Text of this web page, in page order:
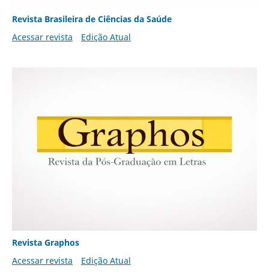
Revista Brasileira de Ciências da Saúde
Acessar revista
Edição Atual
Revista Graphos
Acessar revista
Edição Atual